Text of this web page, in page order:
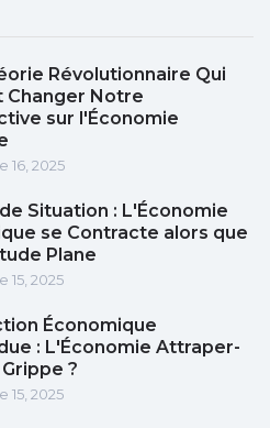
Révolutionnaire Qui
Changer Notre
sur l'Économie
16, 2025
Situation : L'Économie
se Contracte alors que
Plane
15, 2025
Économique
: L'Économie Attraper-
?
15, 2025